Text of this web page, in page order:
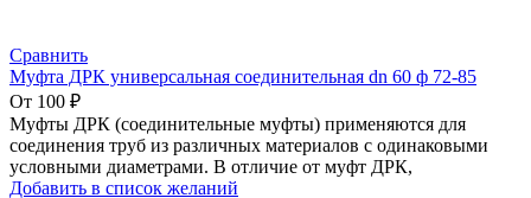
Сравнить
Муфта ДРК универсальная соединительная dn 60 ф 72-85
От 100 ₽
Муфты ДРК (соединительные муфты) применяются для
соединения труб из различных материалов с одинаковыми
условными диаметрами. В отличие от муфт ДРК,
Добавить в список желаний